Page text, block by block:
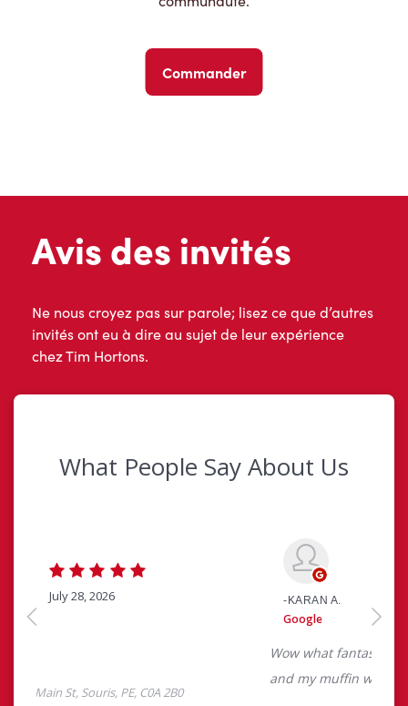
Commander
Avis des invités
Ne nous croyez pas sur parole; lisez ce que d’autres
invités ont eu à dire au sujet de leur expérience
chez Tim Hortons.